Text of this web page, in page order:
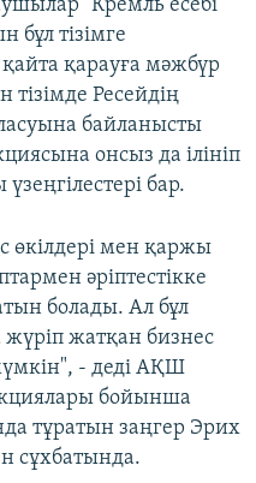
"Кремль есебі"
бұл тізімге
қарауға мәжбүр
тізімде Ресейдің
байланысты
онсыз да ілініп
бар.
өкілдері мен қаржы
әріптестікке
болады. Ал бұл
жүріп жатқан бизнес
- деді АҚШ
бойынша
тұратын заңгер Эрих
сұхбатында.